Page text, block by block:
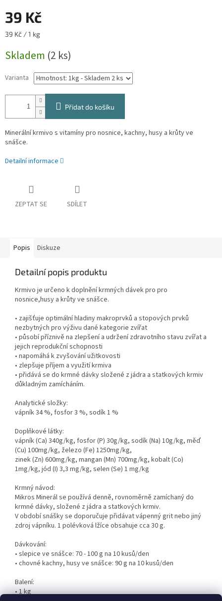
39 Kč
Měrná
39 Kč / 1 kg
Skladem (2 ks)
Varianta
Přidat do košíku
Minerální krmivo s vitamíny pro nosnice, kachny, husy a krůty ve
snášce.
Detailní informace
ZEPTAT SE SDÍLET
Popis Diskuze
Detailní popis produktu
Krmivo je určeno k doplnění krmných dávek pro pro
nosnice,husy a krůty ve snášce.
• zajišťuje optimální hladiny makroprvků a stopových prvků
nezbytných pro výživu dané kategorie zvířat
• působí příznivě na zlepšení a udržení zdravotního stavu zvířat a
jejich reprodukční schopnosti
• napomáhá k zvyšování užitkovosti
• zlepšuje příjem a využití krmiva
• přidává se do krmné dávky složené z jádra a statkových krmiv
důkladným zamícháním.
Analytické složky:
vápník 34 %, fosfor 3 %, sodík 1 %
Doplňkové látky:
vápník (Ca) 340g/kg, fosfor (P) 30g/kg, sodík (Na) 10g/kg, měď
(Cu) 100mg/kg, železo (Fe) 1250mg/kg,
zinek (Zn) 600mg/kg, mangan (Mn) 700mg/kg, kobalt (Co)
1mg/kg, jód (I) 3,3 mg/kg, selen (Se) 1 mg/kg
Krmný návod:
Mikros Minerál se používá denně, rovnoměrně zamíchaný do
krmné dávky, složené z jádra a statkových krmiv.
V období snášky se doporučuje přidávat vápenný grit nebo jiný
zdroj vápníku. 1 polévková lžíce obsahuje cca 30 g.
Dávkování:
• slepice ve snášce: 70 - 100 g na 10 kusů/den
• chovné kachny, husy ve snášce: 90 g na 10 kusů/den
Balení:
• 1 kg